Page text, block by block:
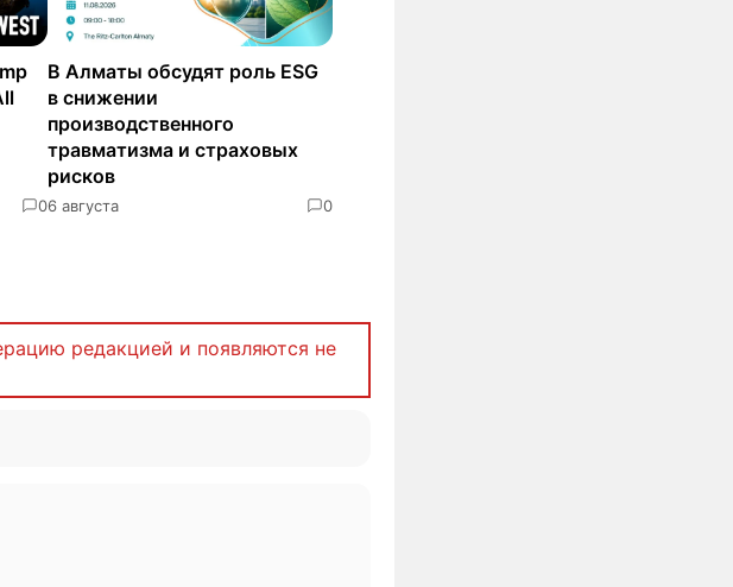
0
В Алматы обсудят роль ESG
в снижении
производственного
травматизма и страховых
рисков
6 августа 0
редакцией и появляются не